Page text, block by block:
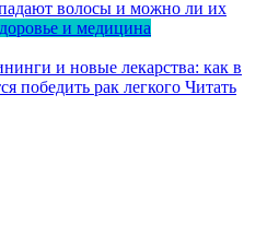
волосы и можно ли их
и медицина
и новые лекарства: как в
победить рак легкого Читать